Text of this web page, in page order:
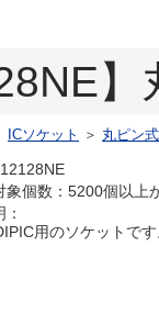
ICソケット ＞ 丸ピン
象個数：5200個以上
用のソケットで